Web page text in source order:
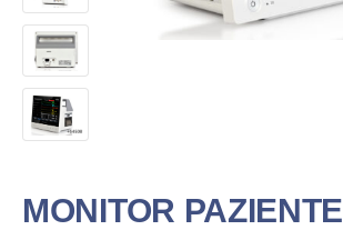
MONITOR PAZIENTE